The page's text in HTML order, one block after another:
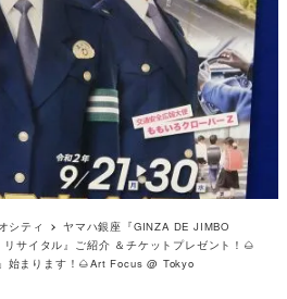
シティ
ヤマハ銀座『GINZA DE JIMBO
サイタル』ご紹介 ＆チケットプレゼント！🌰
始まります！🌰Art Focus @ Tokyo